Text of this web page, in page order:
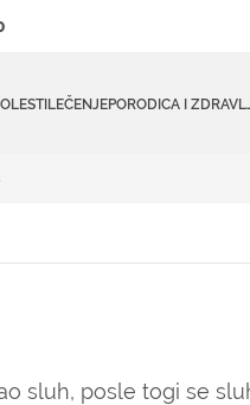
LEČENJEPORODICA I
sluh, posle togi se